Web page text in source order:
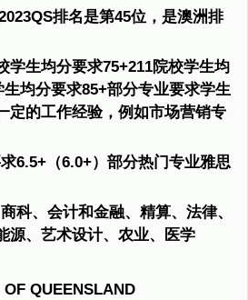
排名是第45位，是澳洲排
学生均分要求75+211院校学生均
均分要求85+部分专业要求学生
定的工作经验，例如市场营销专
6.5+（6.0+）部分热门专业雅思
科、会计和金融、精算、法律、
源、艺术设计、农业、医学
QUEENSLAND